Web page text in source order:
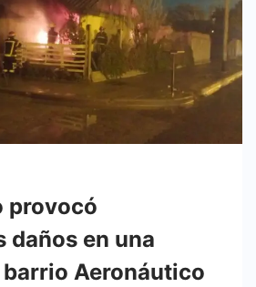
provocó
daños en una
Aeronáutico